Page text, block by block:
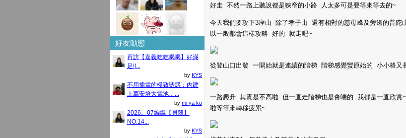
好走 不然一路上聽說都是狹窄的小路 人太多可是要等來等去的~
今天我們要攻下3座山 除了孝子山 還有相對的慈母峰及旁邊的普陀
以一般都會這樣攻略 好的 就走吧~
從登山口出發 一開始就是連續的階梯 階梯感覺蠻原始的 小小格又
一路爬升 其實是不高啦 但一直走階梯也是會喘的 我都是一直欣賞
啦等等來轉移疲累~
好友動態
再訪【嘉義吃吃喝喝】好滿
足!!...
byKYS
不用插電的極致誘惑：內建
上萬安培大電池，...
bymi ya ko
2026。07編織【貝殼】
NO.14...
byKYS